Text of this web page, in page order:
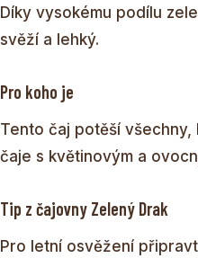
Díky vysokému podílu
svěží a lehký.
Pro koho je
Tento čaj potěší všechny,
čaje s květinovým a
Tip z čajovny Zelený Drak
Pro letní osvěžení